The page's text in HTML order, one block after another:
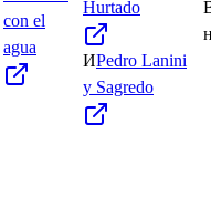
con el
agua
Hurtado
ИPedro Lanini
y Sagredo